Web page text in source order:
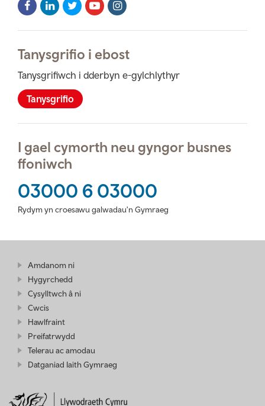
Facebook
Icon
LinkedIn
Icon
Twitter
Icon
Youtube
Icon
Instagram
Icon
Tanysgrifio i ebost
Tanysgrifiwch i dderbyn e-gylchlythyr
Tanysgrifio
I gael cymorth neu gyngor busnes
ffoniwch
03000 6 03000
Rydym yn croesawu galwadau'n Gymraeg
Amdanom ni
Hygyrchedd
Cysylltwch â ni
Cwcis
Hawlfraint
Preifatrwydd
Telerau ac amodau
Datganiad Iaith Gymraeg